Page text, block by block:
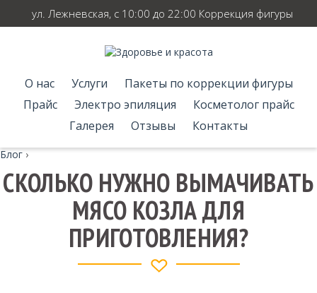
ул. Лежневская, с 10:00 до 22:00 Коррекция фигуры
О нас Услуги
Пакеты по коррекции фигуры
Прайс
Электро эпиляция
Косметолог прайс
Галерея
Отзывы Контакты
Блог ›
СКОЛЬКО НУЖНО ВЫМАЧИВАТЬ
МЯСО КОЗЛА ДЛЯ
ПРИГОТОВЛЕНИЯ?